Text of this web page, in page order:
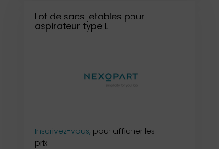
Lot de sacs jetables pour
aspirateur type L
Inscrivez-vous, pour afficher les
prix